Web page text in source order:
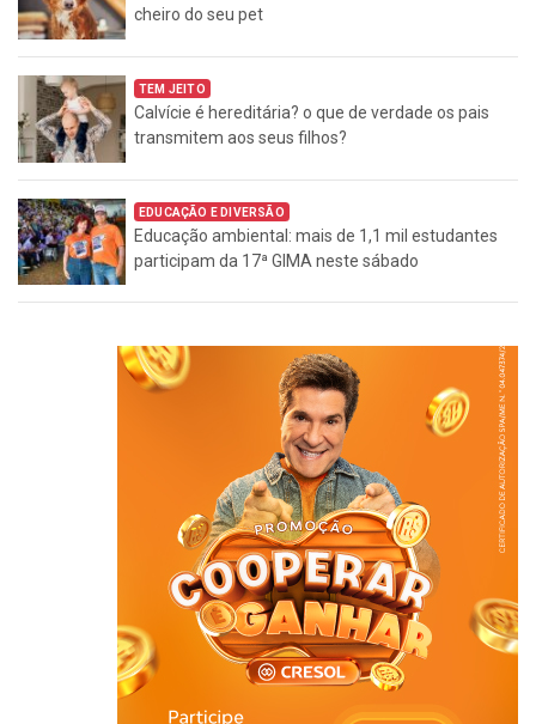
cheiro do seu pet
TEM JEITO
Calvície é hereditária? o que de verdade os pais
transmitem aos seus filhos?
EDUCAÇÃO E DIVERSÃO
Educação ambiental: mais de 1,1 mil estudantes
participam da 17ª GIMA neste sábado